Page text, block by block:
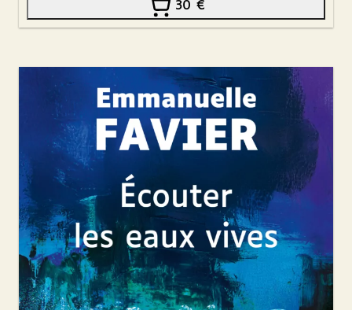
30 €